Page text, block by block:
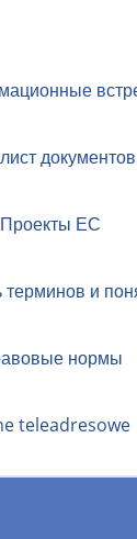
документов
Проекты ЕС
и
нормы
teleadresowe